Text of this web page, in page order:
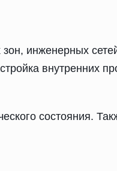
инженерных
внутренних
состояния.